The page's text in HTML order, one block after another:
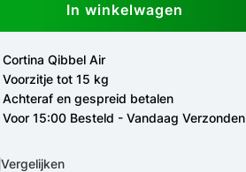
In winkelwagen
Cortina Qibbel Air
Voorzitje tot 15 kg
Achteraf en gespreid betalen
Voor 15:00 Besteld - Vandaag Verzonden
Vergelijken